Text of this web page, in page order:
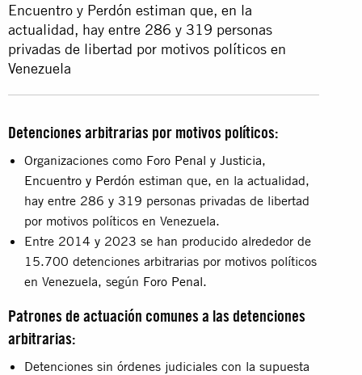
Encuentro y Perdón estiman que, en la
actualidad, hay entre 286 y 319 personas
privadas de libertad por motivos políticos en
Venezuela
Detenciones arbitrarias por motivos políticos:
Organizaciones como Foro Penal y Justicia,
Encuentro y Perdón estiman que, en la actualidad,
hay entre 286 y 319 personas privadas de libertad
por motivos políticos en Venezuela.
Entre 2014 y 2023 se han producido alrededor de
15.700 detenciones arbitrarias por motivos políticos
en Venezuela, según Foro Penal.
Patrones de actuación comunes a las detenciones
arbitrarias:
Detenciones sin órdenes judiciales con la supuesta